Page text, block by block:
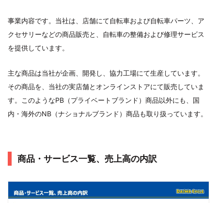
事業内容です。当社は、店舗にて自転車および自転車パーツ、ア
クセサリーなどの商品販売と、自転車の整備および修理サービス
を提供しています。
主な商品は当社が企画、開発し、協力工場にて生産しています。
その商品を、当社の実店舗とオンラインストアにて販売していま
す。このようなPB（プライベートブランド）商品以外にも、国
内・海外のNB（ナショナルブランド）商品も取り扱っています。
商品・サービス一覧、売上高の内訳